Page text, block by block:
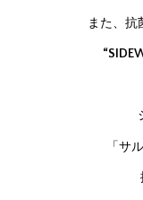
また、抗
「サ